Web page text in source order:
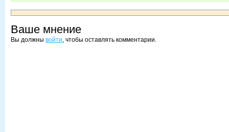
Ваше мнение
Вы должны войти, чтобы оставлять комментарии.